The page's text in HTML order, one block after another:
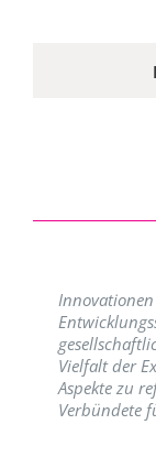
Vielfalt der
Aspekte zu
Verbündete